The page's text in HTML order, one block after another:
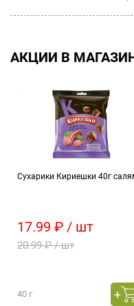
АКЦИИ В
Сухарики Кириешки 40г
17.99 ₽ / шт
20.99 ₽ / шт
40 г